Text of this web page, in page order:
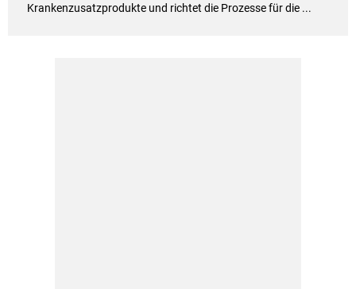
Krankenzusatzprodukte und richtet die Prozesse für die ...